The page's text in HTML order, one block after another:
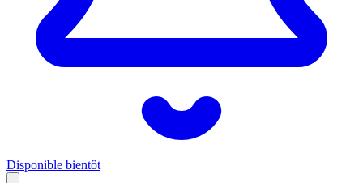
Disponible bientôt